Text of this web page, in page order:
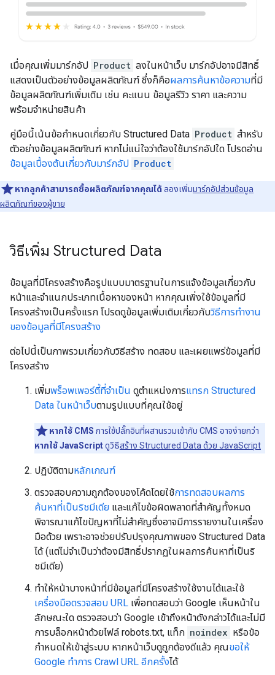
เมื่อคุณเพิ่มมาร์กอัป Product ลงในหน้าเว็บ มาร์กอัปอาจมีสิทธิ์
แสดงเป็นตัวอย่างข้อมูลผลิตภัณฑ์ ซึ่งก็คือผลการค้นหาข้อความที่มี
ข้อมูลผลิตภัณฑ์เพิ่มเติม เช่น คะแนน ข้อมูลรีวิว ราคา และความ
พร้อมจำหน่ายสินค้า
คู่มือนี้เน้นข้อกำหนดเกี่ยวกับ Structured Data Product สำหรับ
ตัวอย่างข้อมูลผลิตภัณฑ์ หากไม่แน่ใจว่าต้องใช้มาร์กอัปใด โปรดอ่าน
ข้อมูลเบื้องต้นเกี่ยวกับมาร์กอัป Product
หากลูกค้าสามารถซื้อผลิตภัณฑ์จากคุณได้ ลองเพิ่มมาร์กอัปส่วนข้อมูล
ผลิตภัณฑ์ของผู้ขาย
วิธีเพิ่ม Structured Data
ข้อมูลที่มีโครงสร้างคือรูปแบบมาตรฐานในการแจ้งข้อมูลเกี่ยวกับ
หน้าและจำแนกประเภทเนื้อหาของหน้า หากคุณเพิ่งใช้ข้อมูลที่มี
โครงสร้างเป็นครั้งแรก โปรดดูข้อมูลเพิ่มเติมเกี่ยวกับวิธีการทำงาน
ของข้อมูลที่มีโครงสร้าง
ต่อไปนี้เป็นภาพรวมเกี่ยวกับวิธีสร้าง ทดสอบ และเผยแพร่ข้อมูลที่มี
โครงสร้าง
เพิ่มพร็อพเพอร์ตี้ที่จำเป็น ดูตำแหน่งการแทรก Structured
Data ในหน้าเว็บตามรูปแบบที่คุณใช้อยู่
หากใช้ CMS การใช้ปลั๊กอินที่ผสานรวมเข้ากับ CMS อาจง่ายกว่า
หากใช้ JavaScriptดูวิธีสร้าง Structured Data ด้วย JavaScript
ปฏิบัติตามหลักเกณฑ์
ตรวจสอบความถูกต้องของโค้ดโดยใช้การทดสอบผลการ
ค้นหาที่เป็นริชมีเดีย และแก้ไขข้อผิดพลาดที่สําคัญทั้งหมด
พิจารณาแก้ไขปัญหาที่ไม่สําคัญซึ่งอาจมีการรายงานในเครื่อง
มือด้วย เพราะอาจช่วยปรับปรุงคุณภาพของ Structured Data
ได้ (แต่ไม่จําเป็นว่าต้องมีสิทธิ์ปรากฏในผลการค้นหาที่เป็นริ
ชมีเดีย)
ทำให้หน้าบางหน้าที่มีข้อมูลที่มีโครงสร้างใช้งานได้และใช้
เครื่องมือตรวจสอบ URL เพื่อทดสอบว่า Google เห็นหน้าใน
ลักษณะใด ตรวจสอบว่า Google เข้าถึงหน้าดังกล่าวได้และไม่มี
การบล็อกหน้าด้วยไฟล์ robots.txt, แท็ก noindex หรือข้อ
กำหนดให้เข้าสู่ระบบ หากหน้าเว็บดูถูกต้องดีแล้ว คุณขอให้
Google ทำการ Crawl URL อีกครั้งได้